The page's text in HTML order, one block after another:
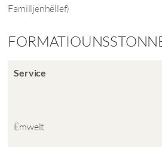
Familljenhëllef)
Service
Ëmwelt